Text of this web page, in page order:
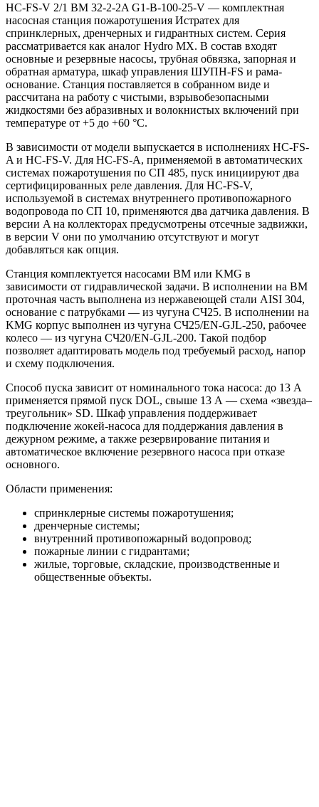
HC-FS-V 2/1 BM 32-2-2A G1-B-100-25-V — комплектная
насосная станция пожаротушения Истратех для
спринклерных, дренчерных и гидрантных систем. Серия
рассматривается как аналог Hydro MX. В состав входят
основные и резервные насосы, трубная обвязка, запорная и
обратная арматура, шкаф управления ШУПН-FS и рама-
основание. Станция поставляется в собранном виде и
рассчитана на работу с чистыми, взрывобезопасными
жидкостями без абразивных и волокнистых включений при
температуре от +5 до +60 °С.
В зависимости от модели выпускается в исполнениях HC-FS-
A и HC-FS-V. Для HC-FS-A, применяемой в автоматических
системах пожаротушения по СП 485, пуск инициируют два
сертифицированных реле давления. Для HC-FS-V,
используемой в системах внутреннего противопожарного
водопровода по СП 10, применяются два датчика давления. В
версии A на коллекторах предусмотрены отсечные задвижки,
в версии V они по умолчанию отсутствуют и могут
добавляться как опция.
Станция комплектуется насосами BM или KMG в
зависимости от гидравлической задачи. В исполнении на BM
проточная часть выполнена из нержавеющей стали AISI 304,
основание с патрубками — из чугуна СЧ25. В исполнении на
KMG корпус выполнен из чугуна СЧ25/EN-GJL-250, рабочее
колесо — из чугуна СЧ20/EN-GJL-200. Такой подбор
позволяет адаптировать модель под требуемый расход, напор
и схему подключения.
Способ пуска зависит от номинального тока насоса: до 13 А
применяется прямой пуск DOL, свыше 13 А — схема «звезда–
треугольник» SD. Шкаф управления поддерживает
подключение жокей-насоса для поддержания давления в
дежурном режиме, а также резервирование питания и
автоматическое включение резервного насоса при отказе
основного.
Области применения:
спринклерные системы пожаротушения;
дренчерные системы;
внутренний противопожарный водопровод;
пожарные линии с гидрантами;
жилые, торговые, складские, производственные и
общественные объекты.